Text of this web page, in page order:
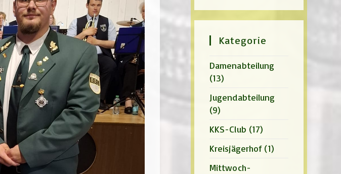
Kategorie
Damenabteilung
(13)
Jugendabteilung
(9)
KKS-Club (17)
Kreisjägerhof (1)
Mittwoch-